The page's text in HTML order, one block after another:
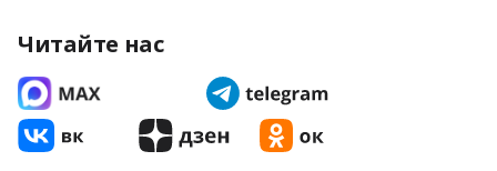
Читайте нас